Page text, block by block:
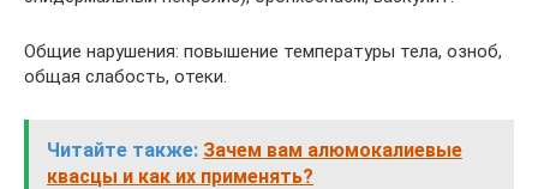
Общие нарушения: повышение температуры тела, озноб,
общая слабость, отеки.
Читайте также: Зачем вам алюмокалиевые
квасцы и как их применять?